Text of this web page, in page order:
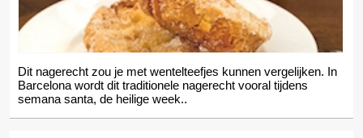
Dit nagerecht zou je met wentelteefjes kunnen vergelijken. In
Barcelona wordt dit traditionele nagerecht vooral tijdens
semana santa, de heilige week..